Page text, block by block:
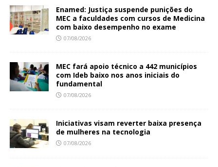
Enamed: Justiça suspende punições do
MEC a faculdades com cursos de Medicina
com baixo desempenho no exame
07/08/2026
MEC fará apoio técnico a 442 municípios
com Ideb baixo nos anos iniciais do
fundamental
07/08/2026
Iniciativas visam reverter baixa presença
de mulheres na tecnologia
07/08/2026